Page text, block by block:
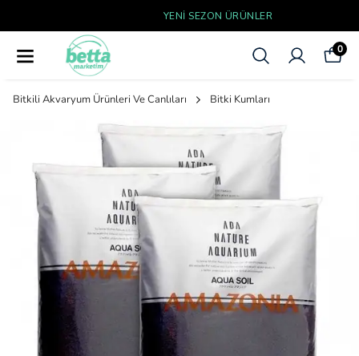
YENI SEZON ÜRÜNLER
0
Bitkili Akvaryum Ürünleri Ve Canlıları Bitki Kumları